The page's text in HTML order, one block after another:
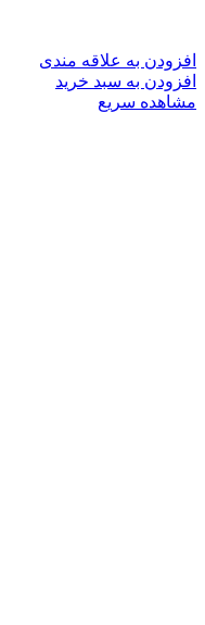
افزودن به علاقه مندی
افزودن به سبد خرید
مشاهده سریع